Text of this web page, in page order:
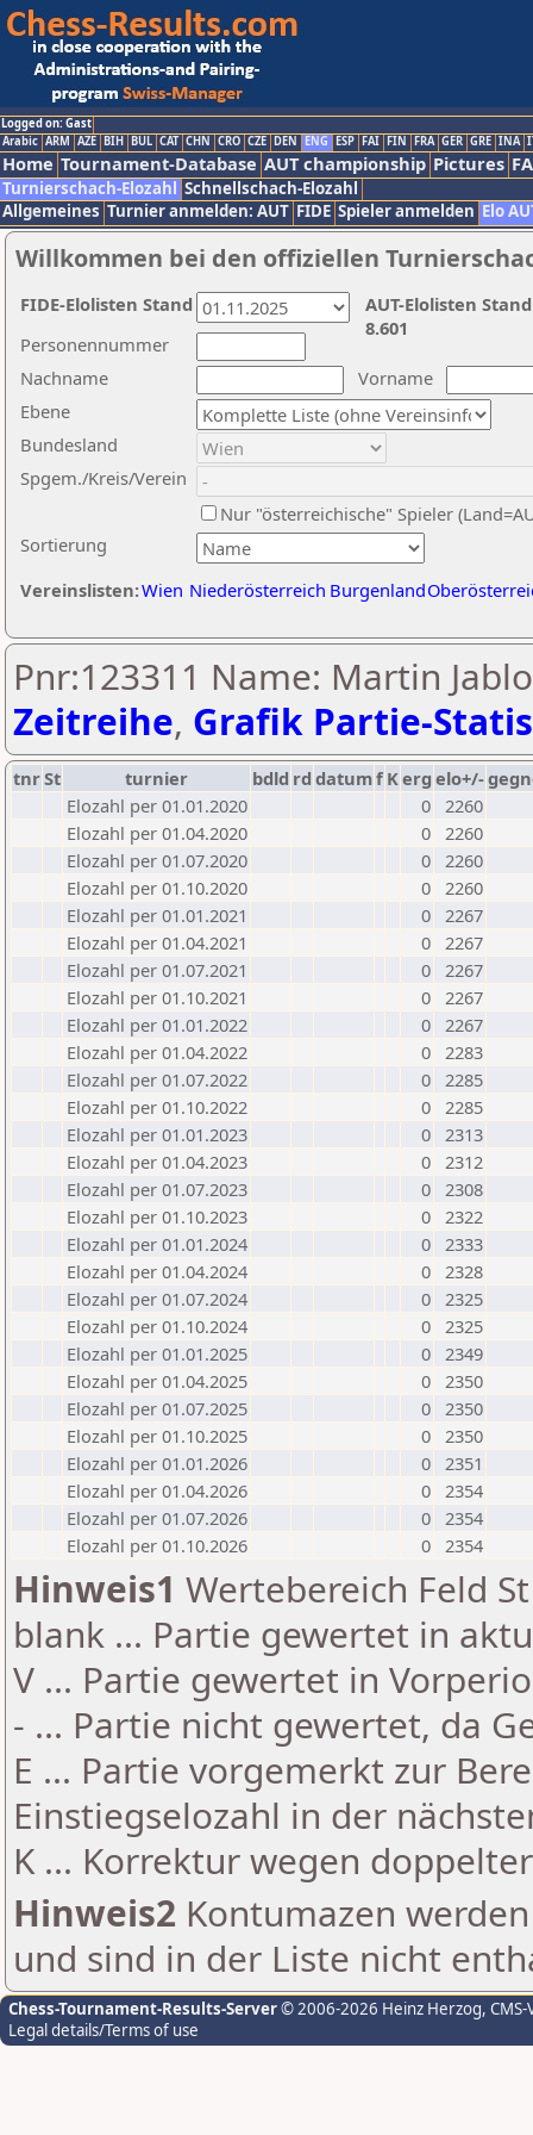
Logged on: Gast
Arabic ARM AZE BIH BUL CAT CHN CRO CZE DEN ENG ESP FAI FIN FRA GER GRE INA
Home Tournament-Database AUT championship Pictures
Turnierschach-Elozahl Schnellschach-Elozahl
Allgemeines Turnier anmelden: AUT FIDE Spieler anmelden Elo
Willkommen bei den offiziellen
Nachname
Vorname
Ebene
Sortierung
Personennummer
Bundesland
Spgem./Kreis/Verein
Nur "österreichische" Spieler
Vereinslisten:Wien Niederösterreich Burgenland
AUT-Elolisten
8.601
FIDE-Elolisten Stand
Pnr:123311 Name: Martin
Zeitreihe, Grafik Partie-
tnrSt turnier bdld rd datumf Kerg elo+/-
Elozahl per 01.01.2020
0 2260
Elozahl per 01.04.2020
0 2260
Elozahl per 01.07.2020
0 2260
Elozahl per 01.10.2020
0 2260
Elozahl per 01.01.2021
0 2267
Elozahl per 01.04.2021
0 2267
Elozahl per 01.07.2021
0 2267
Elozahl per 01.10.2021
0 2267
Elozahl per 01.01.2022
0 2267
Elozahl per 01.04.2022
0 2283
Elozahl per 01.07.2022
0 2285
Elozahl per 01.10.2022
0 2285
Elozahl per 01.01.2023
0 2313
Elozahl per 01.04.2023
0 2312
Elozahl per 01.07.2023
0 2308
Elozahl per 01.10.2023
0 2322
Elozahl per 01.01.2024
0 2333
Elozahl per 01.04.2024
0 2328
Elozahl per 01.07.2024
0 2325
Elozahl per 01.10.2024
0 2325
Elozahl per 01.01.2025
0 2349
Elozahl per 01.04.2025
0 2350
Elozahl per 01.07.2025
0 2350
Elozahl per 01.10.2025
0 2350
Elozahl per 01.01.2026
0 2351
Elozahl per 01.04.2026
0 2354
Elozahl per 01.07.2026
0 2354
Elozahl per 01.10.2026
0 2354
Hinweis1 Wertebereich Feld
blank ... Partie gewertet in
V ... Partie gewertet in
- ... Partie nicht gewertet, da
E ... Partie vorgemerkt zur
Einstiegselozahl in der
K ... Korrektur wegen
Hinweis2 Kontumazen
und sind in der Liste nicht
Chess-Tournament-Results-Server© 2006-2026 Heinz Herzog,
Legal details/Terms of use